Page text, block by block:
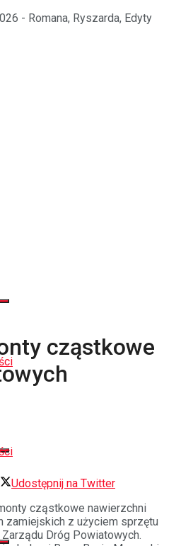
- Romana, Ryszarda, Edyty
cząstkowe
Udostępnij na Twitter
cząstkowe nawierzchni
zamiejskich z użyciem sprzętu
Dróg Powiatowych.